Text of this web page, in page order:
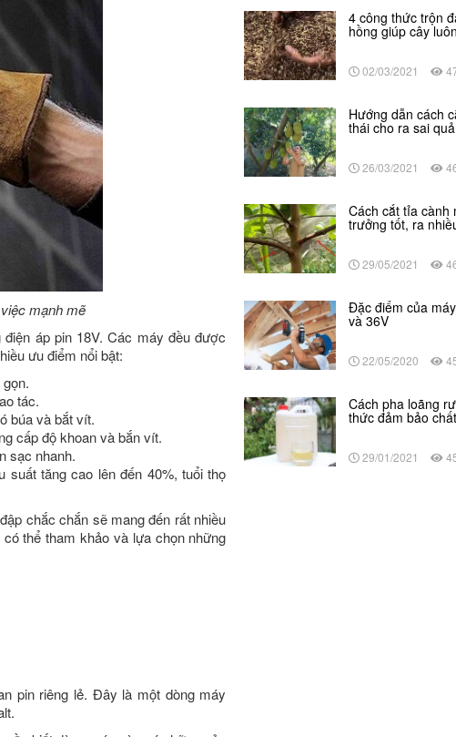
mạnh mẽ
áp pin 18V. Các máy đều được
ưu điểm nổi bật:
tác.
búa và bắt vít.
cấp độ khoan và bắn vít.
sạc nhanh.
tăng cao lên đến 40%, tuổi thọ
chắc chắn sẽ mang đến rất nhiều
thể tham khảo và lựa chọn những
pin riêng lẻ. Đây là một dòng máy
4 công thức trộn
hồng giúp cây
02/03/2021
Hướng dẫn cách
thái cho ra sai quả
26/03/2021
Cách cắt tỉa cành
trưởng tốt, ra
29/05/2021
Đặc điểm của
và 36V
22/05/2020
Cách pha loãng
thức đảm bảo
29/01/2021